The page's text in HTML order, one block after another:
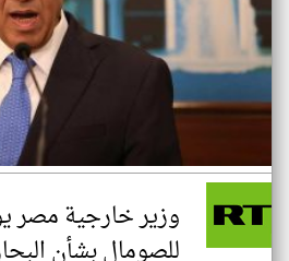
وزير خارجية مصر
للصومال بشأن